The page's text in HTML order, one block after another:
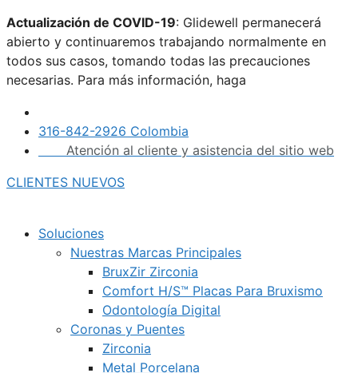
Saltar
al
contenido
Actualización de COVID-19: Glidewell permanecerá
abierto y continuaremos trabajando normalmente en
todos sus casos, tomando todas las precauciones
necesarias. Para más información, haga
316-842-2926 Colombia
Atención al cliente y asistencia del sitio web
CLIENTES NUEVOS
Soluciones
Nuestras Marcas Principales
BruxZir Zirconia
Comfort H/S™ Placas Para Bruxismo
Odontología Digital
Coronas y Puentes
Zirconia
Metal Porcelana